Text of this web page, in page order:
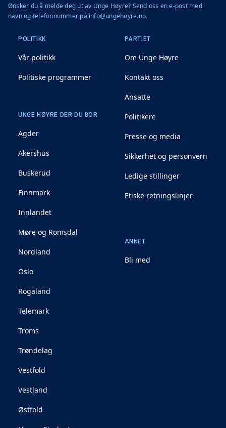
Ønsker du å melde deg ut av Unge Høyre? Send oss en e-post med
navn og telefonnummer på info@ungehoyre.no.
POLITIKK
Vår politikk
Politiske programmer
PARTIET
Om Unge Høyre
Kontakt oss
Ansatte
Politikere
Presse og media
Sikkerhet og personvern
Ledige stillinger
Etiske retningslinjer
UNGE HØYRE DER DU BOR
Agder
Akershus
Buskerud
Finnmark
Innlandet
Møre og Romsdal
Nordland
Oslo
Rogaland
Telemark
Troms
Trøndelag
Vestfold
Vestland
Østfold
ANNET
Bli med